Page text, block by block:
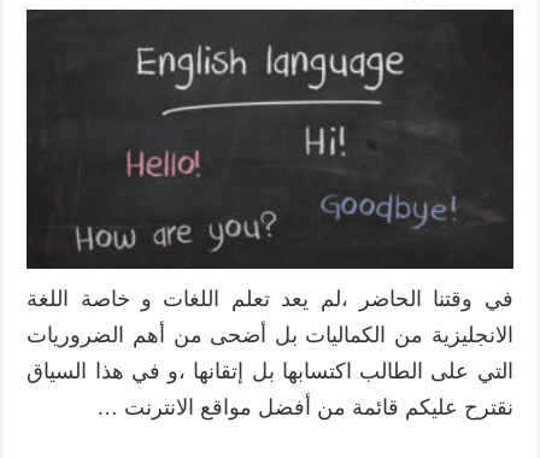
في وقتنا الحاضر ،لم يعد تعلم اللغات و خاصة اللغة
الانجليزية من الكماليات بل أضحى من أهم الضروريات
التي على الطالب اكتسابها بل إتقانها ،و في هذا السياق
نقترح عليكم قائمة من أفضل مواقع الانترنت …